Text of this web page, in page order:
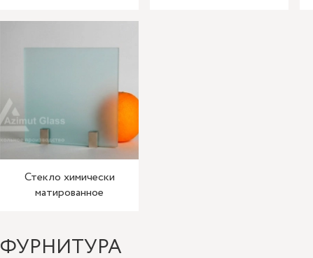
Стекло химически
матированное
ФУРНИТУРА